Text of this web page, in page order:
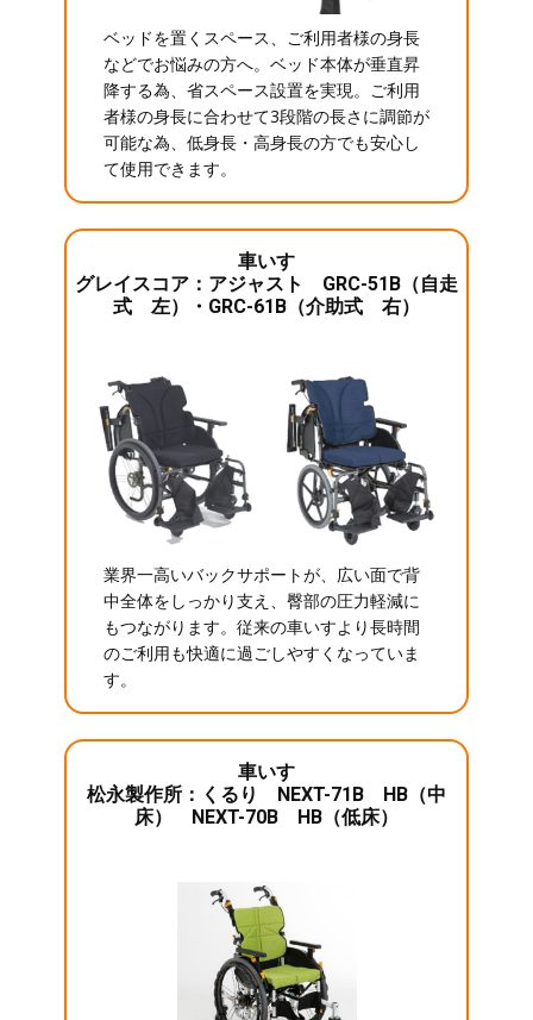
ベッドを置くスペース、ご利用者様の身長
などでお悩みの方へ。ベッド本体が垂直昇
降する為、省スペース設置を実現。ご利用
者様の身長に合わせて3段階の長さに調節が
可能な為、低身長・高身長の方でも安心し
て使用できます。
車いす
グレイスコア：アジャスト GRC-51B（自走
式 左）・GRC-61B（介助式 右）
業界一高いバックサポートが、広い面で背
中全体をしっかり支え、臀部の圧力軽減に
もつながります。従来の車いすより長時間
のご利用も快適に過ごしやすくなっていま
す。
車いす
松永製作所：くるり NEXT-71B HB（中
床） NEXT-70B HB（低床）